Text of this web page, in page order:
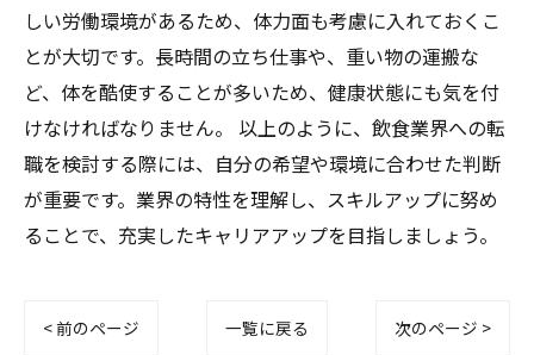
しい労働環境があるため、体力面も考慮に入れておくこ
とが大切です。長時間の立ち仕事や、重い物の運搬な
ど、体を酷使することが多いため、健康状態にも気を付
けなければなりません。 以上のように、飲食業界への転
職を検討する際には、自分の希望や環境に合わせた判断
が重要です。業界の特性を理解し、スキルアップに努め
ることで、充実したキャリアアップを目指しましょう。
< 前のページ 一覧に戻る 次のページ >